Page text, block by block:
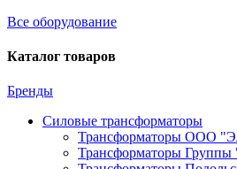
Все оборудование
Каталог товаров
Бренды
Силовые трансформаторы
Трансформаторы ООО
Трансформаторы